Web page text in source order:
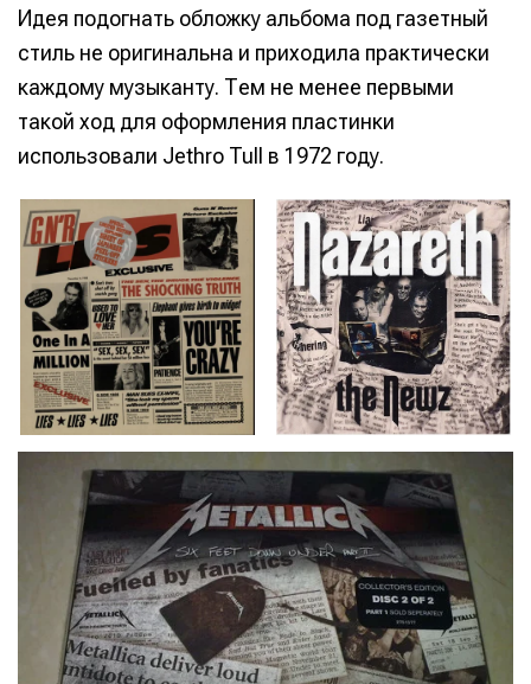
Информация
О проекте Реклама
Предложение новостей Помощь проекту
Информация
О проекте Реклама
Предложение новостей Помощь проекту
Идея подогнать обложку альбома под газетный
стиль не оригинальна и приходила практически
каждому музыканту. Тем не менее первыми
такой ход для оформления пластинки
использовали Jethro Tull в 1972 году.